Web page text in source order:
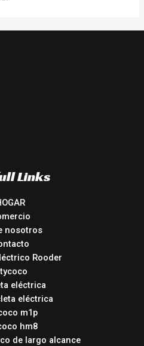
Links
nosotros
Rooder
eléctrica
eléctrica
m1p
hm8
de largo alcance